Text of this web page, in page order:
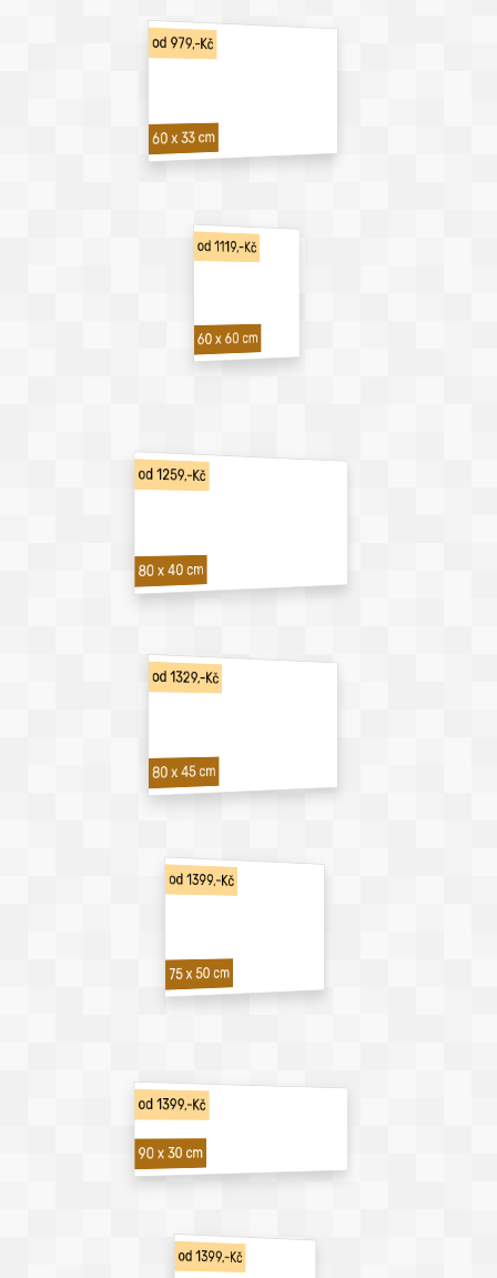
od 979,-Kč
60 x 33 cm
od 1119,-Kč
60 x 60 cm
od 1259,-Kč
80 x 40 cm
od 1329,-Kč
80 x 45 cm
od 1399,-Kč
75 x 50 cm
od 1399,-Kč
90 x 30 cm
od 1399,-Kč